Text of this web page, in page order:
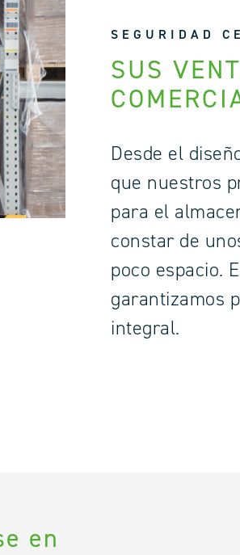
SEGURIDAD
SUS
Desde el
que nuestros
para el
constar de
poco espacio.
garantizamos
integral.
en